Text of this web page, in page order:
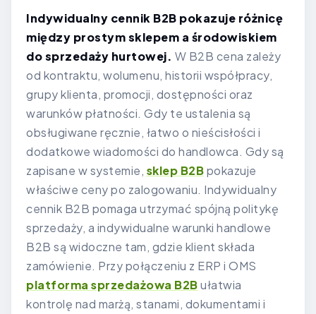
Indywidualny cennik B2B pokazuje różnicę
między prostym sklepem a środowiskiem
do sprzedaży hurtowej. W B2B cena zależy
od kontraktu, wolumenu, historii współpracy,
grupy klienta, promocji, dostępności oraz
warunków płatności. Gdy te ustalenia są
obsługiwane ręcznie, łatwo o nieścisłości i
dodatkowe wiadomości do handlowca. Gdy są
zapisane w systemie, sklep B2Bpokazuje
właściwe ceny po zalogowaniu. Indywidualny
cennik B2B pomaga utrzymać spójną politykę
sprzedaży, a indywidualne warunki handlowe
B2B są widoczne tam, gdzie klient składa
zamówienie. Przy połączeniu z ERP i OMS
platforma sprzedażowa B2Bułatwia
kontrolę nad marżą, stanami, dokumentami i